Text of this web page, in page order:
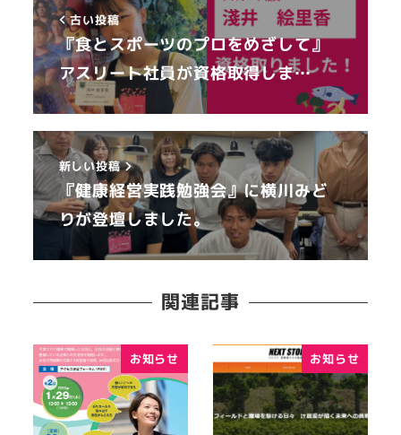
古い投稿
『食とスポーツのプロをめざして』
アスリート社員が資格取得しま…
新しい投稿
『健康経営実践勉強会』に横川みど
りが登壇しました。
関連記事
お知らせ お知らせ